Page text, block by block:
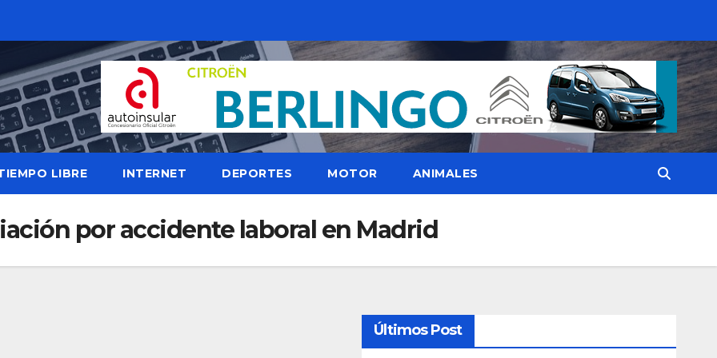
LIBRE INTERNET DEPORTES MOTOR ANIMALES
por accidente laboral en Madrid
Últimos Post